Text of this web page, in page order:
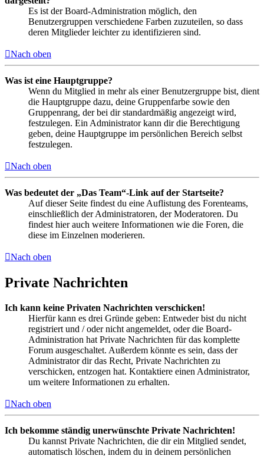
Es ist der Board-Administration möglich, den
Benutzergruppen verschiedene Farben zuzuteilen, so dass
deren Mitglieder leichter zu identifizieren sind.
Nach oben
Was ist eine Hauptgruppe?
Wenn du Mitglied in mehr als einer Benutzergruppe bist, dient
die Hauptgruppe dazu, deine Gruppenfarbe sowie den
Gruppenrang, der bei dir standardmäßig angezeigt wird,
festzulegen. Ein Administrator kann dir die Berechtigung
geben, deine Hauptgruppe im persönlichen Bereich selbst
festzulegen.
Nach oben
Was bedeutet der „Das Team“-Link auf der Startseite?
Auf dieser Seite findest du eine Auflistung des Forenteams,
einschließlich der Administratoren, der Moderatoren. Du
findest hier auch weitere Informationen wie die Foren, die
diese im Einzelnen moderieren.
Nach oben
Private Nachrichten
Ich kann keine Privaten Nachrichten verschicken!
Hierfür kann es drei Gründe geben: Entweder bist du nicht
registriert und / oder nicht angemeldet, oder die Board-
Administration hat Private Nachrichten für das komplette
Forum ausgeschaltet. Außerdem könnte es sein, dass der
Administrator dir das Recht, Private Nachrichten zu
verschicken, entzogen hat. Kontaktiere einen Administrator,
um weitere Informationen zu erhalten.
Nach oben
Ich bekomme ständig unerwünschte Private Nachrichten!
Du kannst Private Nachrichten, die dir ein Mitglied sendet,
automatisch löschen, indem du in deinem persönlichen